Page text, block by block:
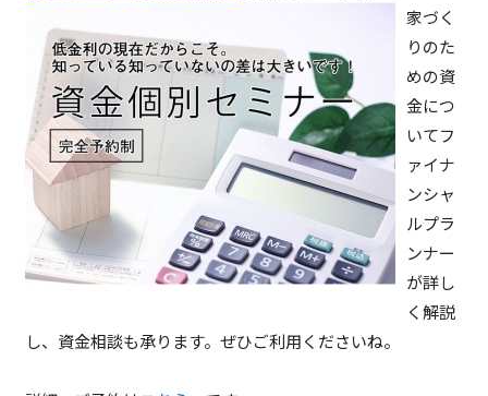
家づく
りのた
めの資
金につ
いてフ
ァイナ
ンシャ
ルプラ
ンナー
が詳し
く解説
し、資金相談も承ります。ぜひご利用くださいね。